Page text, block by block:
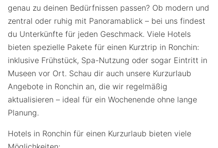
genau zu deinen Bedürfnissen passen? Ob modern und
zentral oder ruhig mit Panoramablick – bei uns findest
du Unterkünfte für jeden Geschmack. Viele Hotels
bieten spezielle Pakete für einen Kurztrip in Ronchin:
inklusive Frühstück, Spa-Nutzung oder sogar Eintritt in
Museen vor Ort. Schau dir auch unsere Kurzurlaub
Angebote in Ronchin an, die wir regelmäßig
aktualisieren – ideal für ein Wochenende ohne lange
Planung.
Hotels in Ronchin für einen Kurzurlaub bieten viele